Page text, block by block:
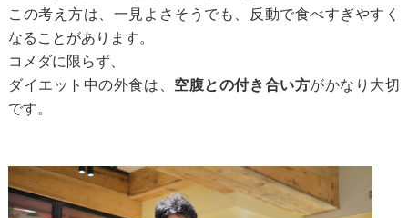
この考え方は、一見よさそうでも、反動で食べすぎやすく
なることがあります。
コメダに限らず、
ダイエット中の外食は、 空腹との付き合い方がかなり大切
です。